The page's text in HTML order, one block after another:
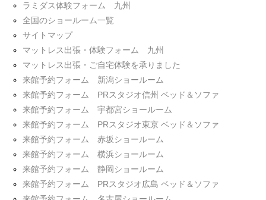
ラミダス体験フォーム 九州
全国のショールーム一覧
サイトマップ
マットレス出張・体験フォーム 九州
マットレス出張・ご自宅体験を承りました
来館予約フォーム 新潟ショールーム
来館予約フォーム PRスタジオ信州 ベッド＆ソファ
来館予約フォーム 宇都宮ショールーム
来館予約フォーム PRスタジオ東京 ベッド＆ソファ
来館予約フォーム 赤坂ショールーム
来館予約フォーム 横浜ショールーム
来館予約フォーム 静岡ショールーム
来館予約フォーム PRスタジオ広島 ベッド＆ソファ